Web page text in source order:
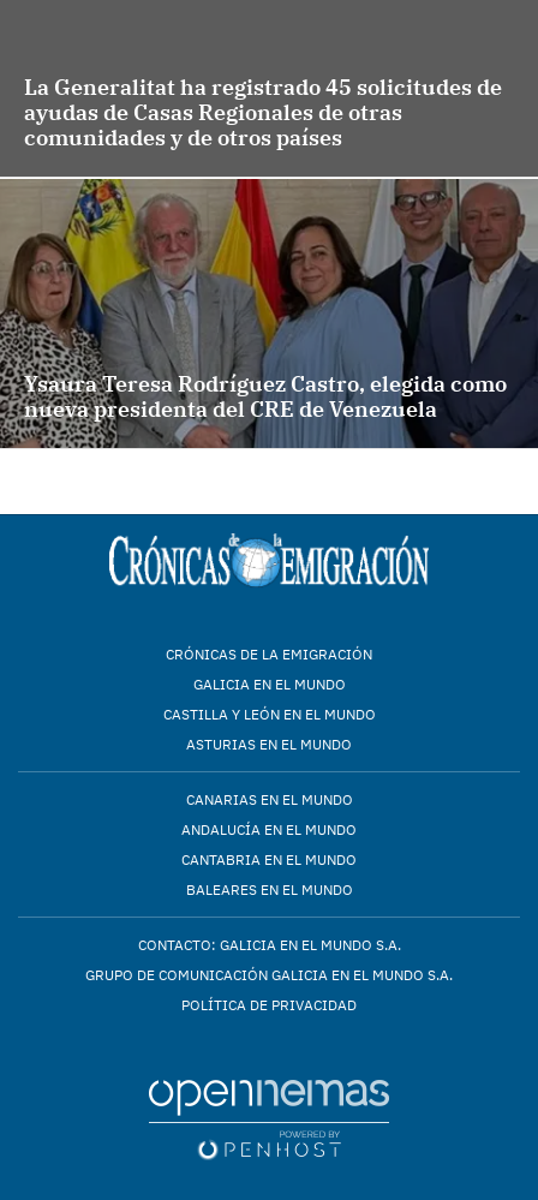
La Generalitat ha registrado 45 solicitudes de
ayudas de Casas Regionales de otras
comunidades y de otros países
Ysaura Teresa Rodríguez Castro, elegida como
nueva presidenta del CRE de Venezuela
CRÓNICAS DE LA EMIGRACIÓN
GALICIA EN EL MUNDO
CASTILLA Y LEÓN EN EL MUNDO
ASTURIAS EN EL MUNDO
CANARIAS EN EL MUNDO
ANDALUCÍA EN EL MUNDO
CANTABRIA EN EL MUNDO
BALEARES EN EL MUNDO
CONTACTO: GALICIA EN EL MUNDO S.A.
GRUPO DE COMUNICACIÓN GALICIA EN EL MUNDO S.A.
POLÍTICA DE PRIVACIDAD